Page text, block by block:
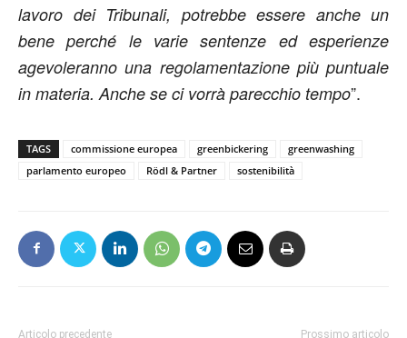
lavoro dei Tribunali, potrebbe essere anche un
bene perché le varie sentenze ed esperienze
agevoleranno una regolamentazione più puntuale
in materia. Anche se ci vorrà parecchio tempo”.
TAGS commissione europea greenbickering
greenwashing
parlamento europeo
Rödl & Partner sostenibilità
Articolo precedente Prossimo articolo